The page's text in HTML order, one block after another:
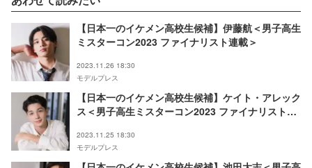
【日本一のイケメン高校生候補】伊藤航＜男子高生
ミスターコン2023 ファイナリスト連載＞
2023.11.26 18:30
モデルプレス
【日本一のイケメン高校生候補】ケイト・アレック
ス＜男子高生ミスターコン2023 ファイナリスト連
2023.11.25 18:30
モデルプレス